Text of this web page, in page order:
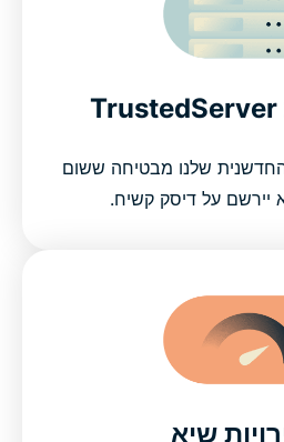
החדשנית שלנו מבטיחה ששום
יירשם על דיסק קשיח.
שיא